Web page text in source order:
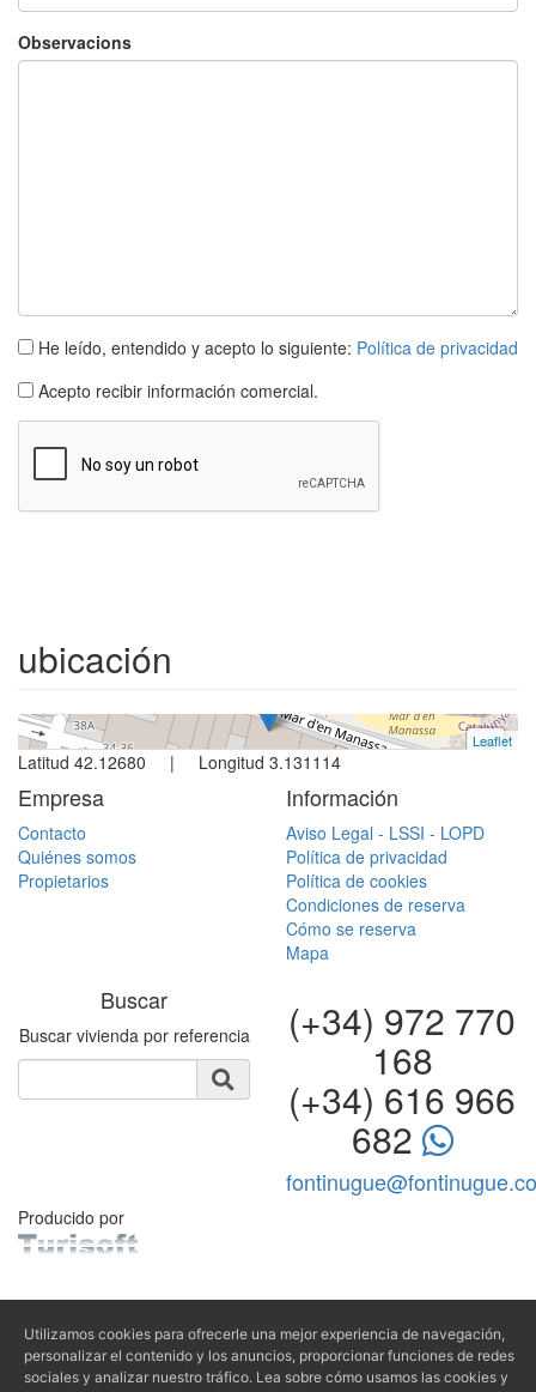
Observacions
He leído, entendido y acepto lo siguiente: Política de privacidad
Acepto recibir información comercial.
ubicaciónRef. Mar22 | Alquiler todo año
+
Leaflet
Latitud 42.12680 | Longitud 3.131114
Empresa
Contacto
Quiénes somos
Propietarios
Información
Aviso Legal - LSSI - LOPD
Política de privacidad
Política de cookies
Condiciones de reserva
Cómo se reserva
Mapa
Buscar
Buscar vivienda por referencia (+34) 972 770
168
(+34) 616 966
682
Producido por
Utilizamos cookies para ofrecerle una mejor experiencia de navegación,
personalizar el contenido y los anuncios, proporcionar funciones de redes
sociales y analizar nuestro tráfico. Lea sobre cómo usamos las cookies y